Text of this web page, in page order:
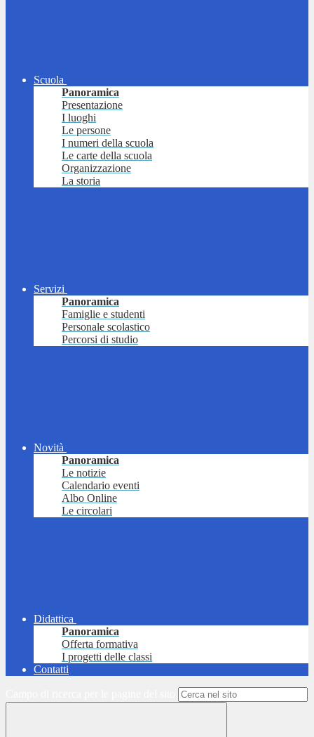
Scuola
Panoramica
Presentazione
I luoghi
Le persone
I numeri della scuola
Le carte della scuola
Organizzazione
La storia
Servizi
Panoramica
Famiglie e studenti
Personale scolastico
Percorsi di studio
Novità
Panoramica
Le notizie
Calendario eventi
Albo Online
Le circolari
Didattica
Panoramica
Offerta formativa
I progetti delle classi
Contatti